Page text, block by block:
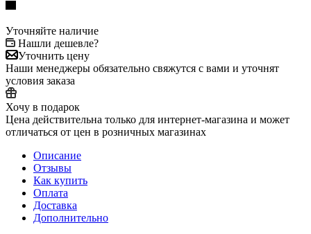
Уточняйте наличие
Нашли дешевле?
Уточнить цену
Наши менеджеры обязательно свяжутся с вами и уточнят
условия заказа
Хочу в подарок
Цена действительна только для интернет-магазина и может
отличаться от цен в розничных магазинах
Описание
Отзывы
Как купить
Оплата
Доставка
Дополнительно